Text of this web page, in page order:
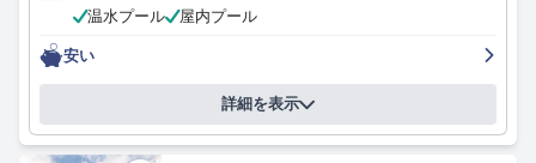
温水プール
屋内プール
安い
詳細を表示